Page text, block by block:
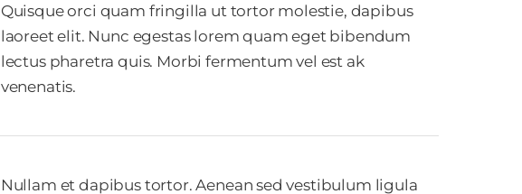
Quisque orci quam fringilla ut tortor molestie, dapibus
laoreet elit. Nunc egestas lorem quam eget bibendum
lectus pharetra quis. Morbi fermentum vel est ak
venenatis.
Nullam et dapibus tortor. Aenean sed vestibulum ligula